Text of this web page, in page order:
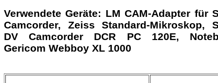
Verwendete Geräte: LM CAM-Adapter für
Camcorder, Zeiss Standard-Mikroskop,
DV Camcorder DCR PC 120E,
Gericom Webboy XL 1000